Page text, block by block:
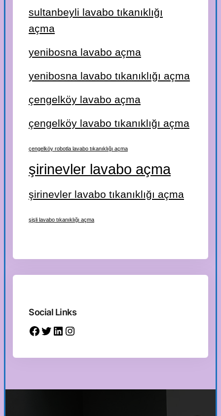
sultanbeyli lavabo tıkanıklığı
açma
yenibosna lavabo açma
yenibosna lavabo tıkanıklığı açma
çengelköy lavabo açma
çengelköy lavabo tıkanıklığı açma
çengelköy robotla lavabo tıkanıklığı açma
şirinevler lavabo açma
şirinevler lavabo tıkanıklığı açma
şişli lavabo tıkanıklığı açma
Social Links
Facebook Twitter LinkedIn Instagram